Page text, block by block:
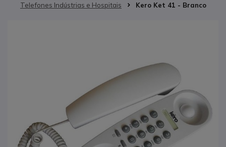
Telefones Indústrias e Hospitais
Kero Ket 41 - Branco